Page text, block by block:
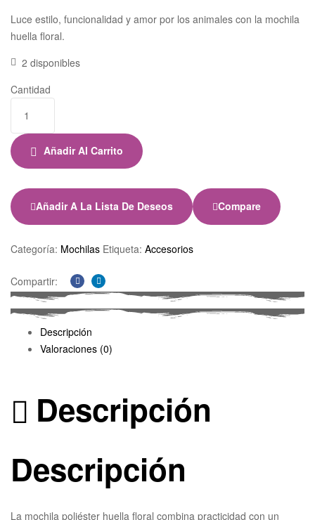
Luce estilo, funcionalidad y amor por los animales con la mochila
huella floral.
2 disponibles
Cantidad
Añadir Al Carrito
Añadir A La Lista De Deseos Compare
Categoría: Mochilas Etiqueta: Accesorios
Compartir:
Facebook
Linkedin
Descripción
Valoraciones (0)
Descripción
Descripción
La mochila poliéster huella floral combina practicidad con un